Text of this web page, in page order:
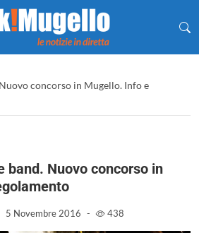
concorso in Mugello. Info e
band. Nuovo concorso in
5 Novembre 2016 - 438